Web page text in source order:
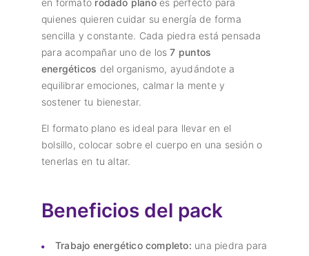
quienes quieren cuidar su energía de forma
sencilla y constante. Cada piedra está pensada
para acompañar uno de los7 puntos
energéticos del organismo, ayudándote a
equilibrar emociones, calmar la mente y
sostener tu bienestar.
El formato plano es ideal para llevar en el
bolsillo, colocar sobre el cuerpo en una sesión o
tenerlas en tu altar.
Beneficios del pack
Trabajo energético completo: una piedra para